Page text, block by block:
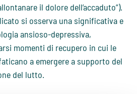
il dolore dell’accaduto”).
si osserva una significativa e
ansioso-depressiva,
momenti di recupero in cui le
a emergere a supporto del
del lutto.